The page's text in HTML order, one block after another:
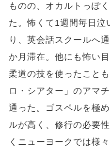
ものの、オカルトっぽ
た。怖くて1週間毎日泣
り、英会話スクールへ
か月滞在。他にも怖い
柔道の技を使ったこと
ロ・シアター」のアマ
通った。ゴスペルを極
ルが高く、修行の必要
くニューヨークでは様